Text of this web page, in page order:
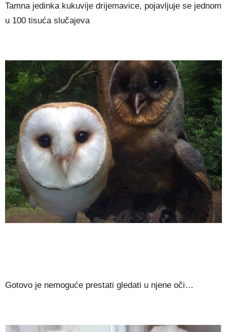
Tamna jedinka kukuvije drijemavice, pojavljuje se jednom
u 100 tisuća slučajeva
Gotovo je nemoguće prestati gledati u njene oči…